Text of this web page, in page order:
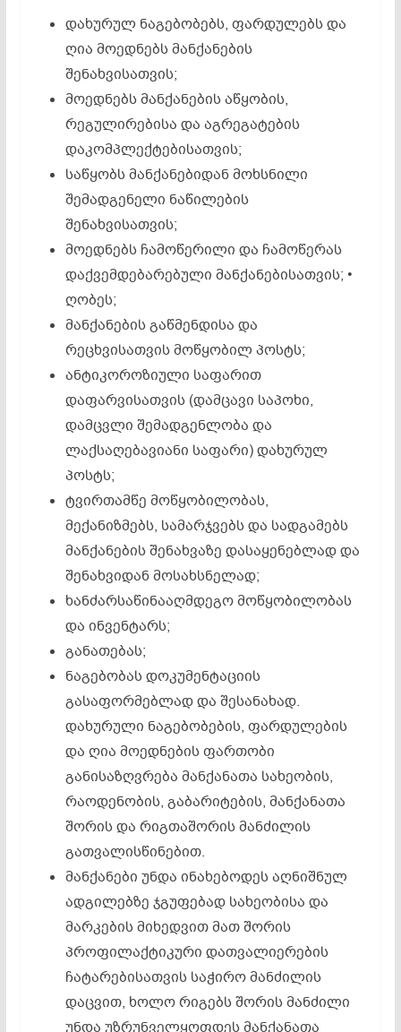
დახურულ ნაგებობებს, ფარდულებს და
ღია მოედნებს მანქანების
შენახვისათვის;
მოედნებს მანქანების აწყობის,
რეგულირებისა და აგრეგატების
დაკომპლექტებისათვის;
საწყობს მანქანებიდან მოხსნილი
შემადგენელი ნაწილების
შენახვისათვის;
მოედნებს ჩამოწერილი და ჩამოწერას
დაქვემდებარებული მანქანებისათვის; •
ღობეს;
მანქანების გაწმენდისა და
რეცხვისათვის მოწყობილ პოსტს;
ანტიკოროზიული საფარით
დაფარვისათვის (დამცავი საპოხი,
დამცვლი შემადგენლობა და
ლაქსაღებავიანი საფარი) დახურულ
პოსტს;
ტვირთამწე მოწყობილობას,
მექანიზმებს, სამარჯვებს და სადგამებს
მანქანების შენახვაზე დასაყენებლად და
შენახვიდან მოსახსნელად;
ხანძარსაწინააღმდეგო მოწყობილობას
და ინვენტარს;
განათებას;
ნაგებობას დოკუმენტაციის
გასაფორმებლად და შესანახად.
დახურული ნაგებობების, ფარდულების
და ღია მოედნების ფართობი
განისაზღვრება მანქანათა სახეობის,
რაოდენობის, გაბარიტების, მანქანათა
შორის და რიგთაშორის მანძილის
გათვალისწინებით.
მანქანები უნდა ინახებოდეს აღნიშნულ
ადგილებზე ჯგუფებად სახეობისა და
მარკების მიხედვით მათ შორის
პროფილაქტიკური დათვალიერების
ჩატარებისათვის საჭირო მანძილის
დაცვით, ხოლო რიგებს შორის მანძილი
უნდა უზრუნველყოფდეს მანქანათა